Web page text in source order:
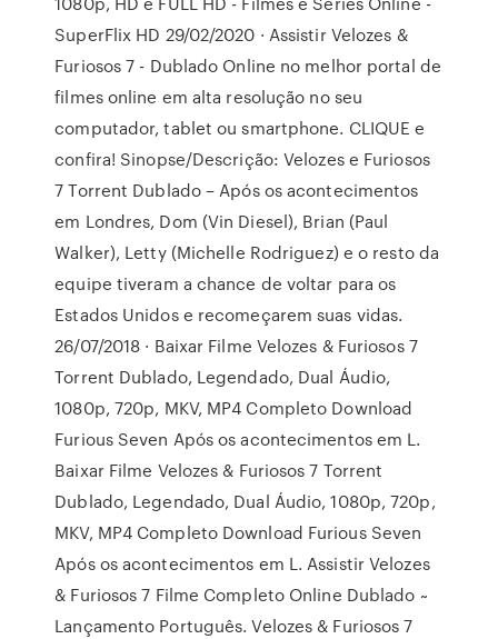
SuperFlix HD 29/02/2020 · Assistir Velozes &
Furiosos 7 - Dublado Online no melhor portal de
filmes online em alta resolução no seu
computador, tablet ou smartphone. CLIQUE e
confira! Sinopse/Descrição: Velozes e Furiosos
7 Torrent Dublado – Após os acontecimentos
em Londres, Dom (Vin Diesel), Brian (Paul
Walker), Letty (Michelle Rodriguez) e o resto da
equipe tiveram a chance de voltar para os
Estados Unidos e recomeçarem suas vidas.
26/07/2018 · Baixar Filme Velozes & Furiosos 7
Torrent Dublado, Legendado, Dual Áudio,
1080p, 720p, MKV, MP4 Completo Download
Furious Seven Após os acontecimentos em L.
Baixar Filme Velozes & Furiosos 7 Torrent
Dublado, Legendado, Dual Áudio, 1080p, 720p,
MKV, MP4 Completo Download Furious Seven
Após os acontecimentos em L. Assistir Velozes
& Furiosos 7 Filme Completo Online Dublado ~
Lançamento Português. Velozes & Furiosos 7